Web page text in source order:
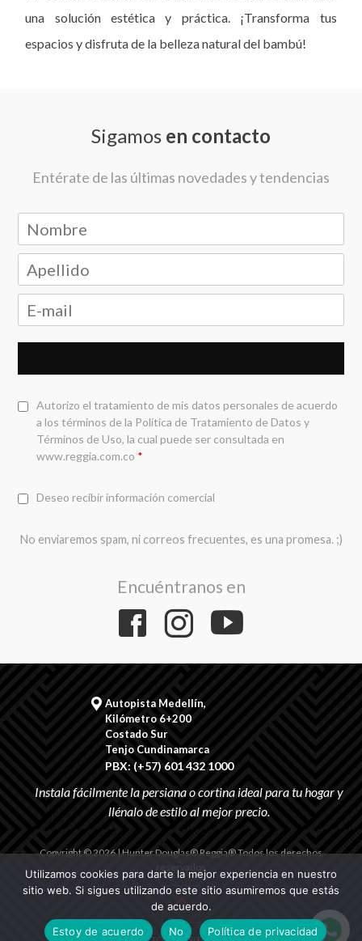
una solución estética y práctica. ¡Transforma tus
espacios y disfruta de la belleza natural del bambú!
Sigamos en contacto
Entérate de las últimas novedades y tendencias
Autorizo el tratamiento de mis datos personales de acuerdo
a los términos de la Política de Tratamiento de Datos y
Términos de Uso, la cual puede ser consultada en
www.reggia.com.co *
Deseo recibir información comercial
No enviaremos spam, ni correos frecuentes, es una promesa. ;)
Encuéntranos en
Autopista Medellín,
Kilómetro 6+200
Costado Sur
Tenjo Cundinamarca
PBX: (+57) 601 432 1000
Copyright © 2026 | Hunter Douglas® Reggia® Todos los derechos
reservados
Utilizamos cookies para darte la mejor experiencia en nuestro
sitio web. Si sigues utilizando este sitio asumiremos que estás
de acuerdo.
Estoy de acuerdo
No Política de privacidad